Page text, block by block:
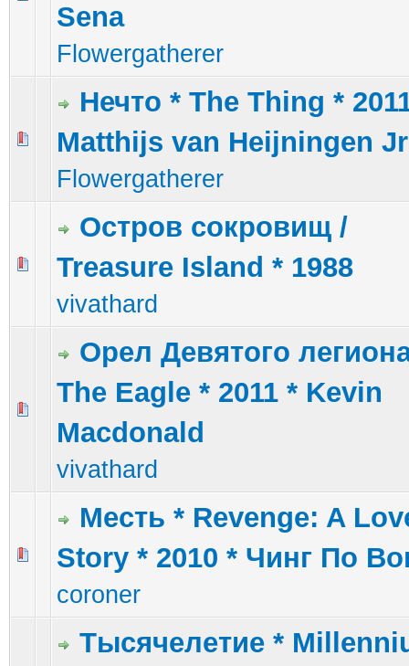
Sena
Flowergatherer
Нечто * The Thing *
Matthijs van Heijningen Jr
Flowergatherer
2 голос(ов) - 3 из 5 в среднем
1 2345
Остров сокровищ /
Treasure Island * 1988
vivathard
7 голос(ов) - 5 из 5 в среднем
12 5
Орел Девятого
The Eagle * 2011 * Kevin
Macdonald
vivathard
2 голос(ов) - 3 из 5 в среднем
1
Месть * Revenge: A
Story * 2010 * Чинг По
coroner
1 голос(ов) - 5 из 5 в среднем
1234 5
Тысячелетие *